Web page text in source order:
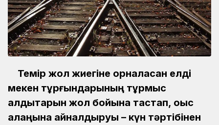
Темір жол жиегіне орналасқан елді
мекен тұрғындарының тұрмыс
қалдықтарын жол бойына тастап, қоқыс
алаңына айналдыруы – күн тәртібінен